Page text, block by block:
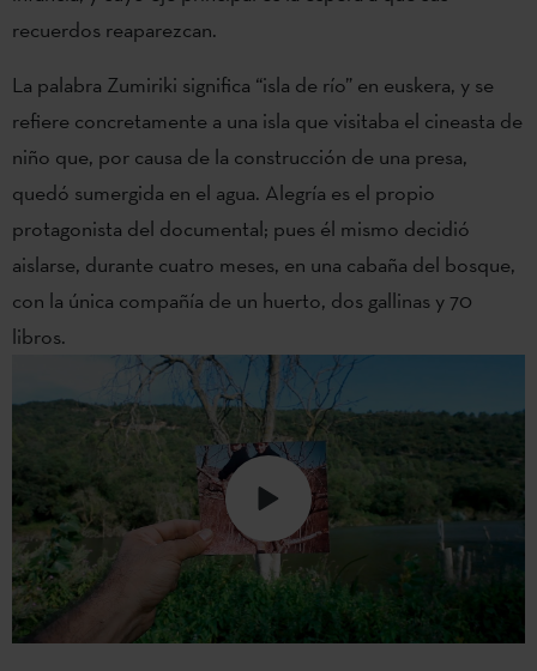
recuerdos reaparezcan.
La palabra Zumiriki significa “isla de río” en euskera, y se
refiere concretamente a una isla que visitaba el cineasta de
niño que, por causa de la construcción de una presa,
quedó sumergida en el agua. Alegría es el propio
protagonista del documental; pues él mismo decidió
aislarse, durante cuatro meses, en una cabaña del bosque,
con la única compañía de un huerto, dos gallinas y 70
libros.